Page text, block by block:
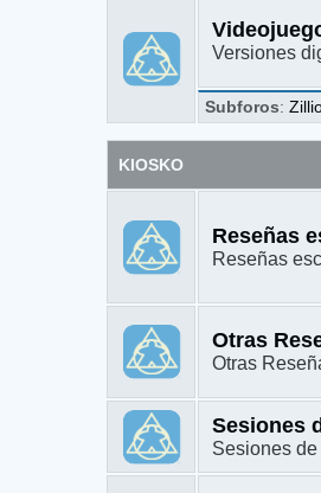
Versiones
Subforos:
KIOSKO
Reseñas
Reseñas
Otras
Otras
Sesiones
Sesiones